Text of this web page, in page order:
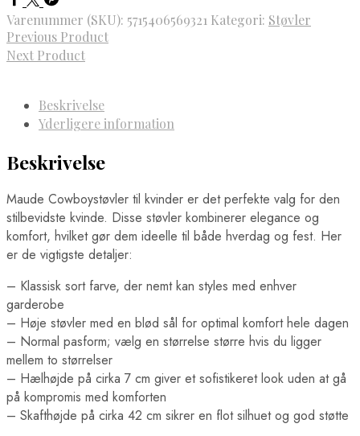
Varenummer (SKU): 5715406569321 Kategori: Støvler
Previous Product
Next Product
Beskrivelse
Yderligere information
Beskrivelse
Maude Cowboystøvler til kvinder er det perfekte valg for den
stilbevidste kvinde. Disse støvler kombinerer elegance og
komfort, hvilket gør dem ideelle til både hverdag og fest. Her
er de vigtigste detaljer:
– Klassisk sort farve, der nemt kan styles med enhver
garderobe
– Høje støvler med en blød sål for optimal komfort hele dagen
– Normal pasform; vælg en størrelse større hvis du ligger
mellem to størrelser
– Hælhøjde på cirka 7 cm giver et sofistikeret look uden at gå
på kompromis med komforten
– Skafthøjde på cirka 42 cm sikrer en flot silhuet og god støtte